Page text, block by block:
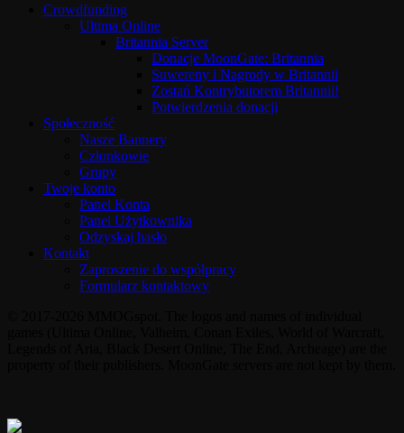
Crowdfunding
Ultima Online
Britannia Server
Donacje MoonGate: Britannia
Suwereny i Nagrody w Britannii
Zostań Kontrybutorem Britannii!
Potwierdzenia donacji
Społeczność
Nasze Bannery
Członkowie
Grupy
Twoje konto
Panel Konta
Panel Użytkownika
Odzyskaj hasło
Kontakt
Zaproszenie do współpracy
Formularz kontaktowy